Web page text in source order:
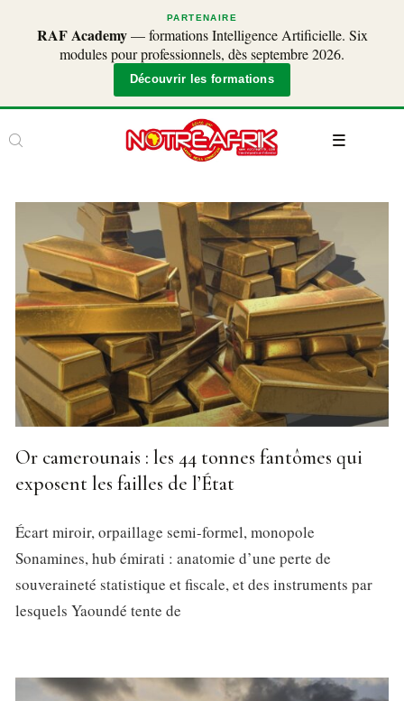
PARTENAIRE
RAF Academy— formations Intelligence Artificielle. Six
modules pour professionnels, dès septembre 2026.
Découvrir les formations
Or camerounais : les 44 tonnes fantômes qui
exposent les failles de l’État
Écart miroir, orpaillage semi-formel, monopole
Sonamines, hub émirati : anatomie d’une perte de
souveraineté statistique et fiscale, et des instruments par
lesquels Yaoundé tente de